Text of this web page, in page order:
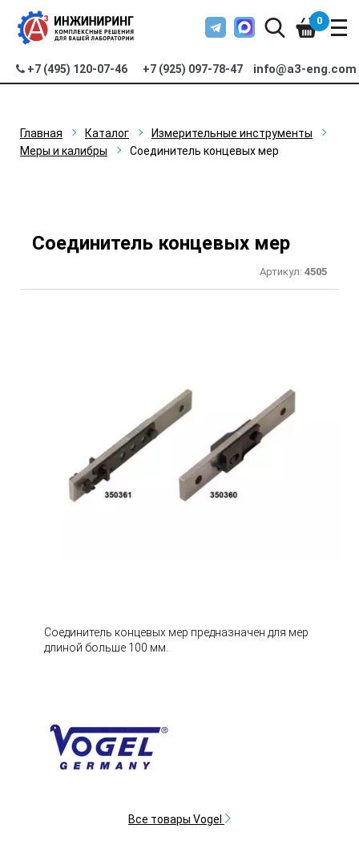
+7 (495) 120-07-46 +7 (925) 097-78-47 info@a3-eng.com
0
Главная Каталог
Измерительные инструменты
Меры и калибры
Соединитель концевых мер
Соединитель концевых мер
Артикул: 4505
Соединитель концевых мер предназначен для мер
длиной больше 100 мм.
Все товары Vogel